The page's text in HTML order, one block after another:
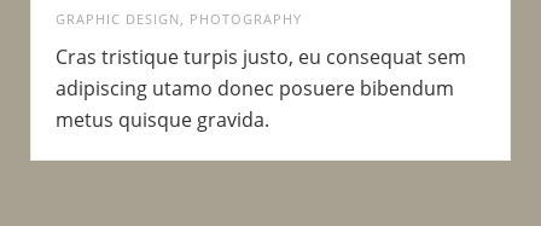
GRAPHIC DESIGN PHOTOGRAPHY
Cras tristique turpis justo, eu consequat sem
adipiscing utamo donec posuere bibendum
metus quisque gravida.